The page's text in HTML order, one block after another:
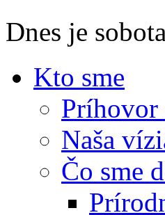
Dnes je
Kto sme
Príhovor
Naša
Čo sme